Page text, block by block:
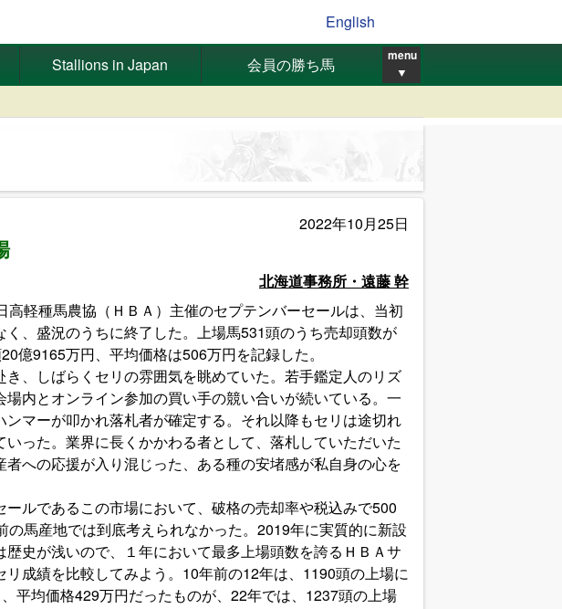
English
Stallions in Japan 会員の勝ち馬 menu
▼
2022年10月25日
北海道事務所・遠藤 幹
軽種馬農協（ＨＢＡ）主催のセプテンバーセールは、当初
、盛況のうちに終了した。上場馬531頭のうち売却頭数が
億9165万円、平均価格は506万円を記録した。
、しばらくセリの雰囲気を眺めていた。若手鑑定人のリズ
場内とオンライン参加の買い手の競い合いが続いている。一
マーが叩かれ落札者が確定する。それ以降もセリは途切れ
った。業界に長くかかわる者として、落札していただいた
への応援が入り混じった、ある種の安堵感が私自身の心を
ルであるこの市場において、破格の売却率や税込みで500
馬産地では到底考えられなかった。2019年に実質的に新設
史が浅いので、１年において最多上場頭数を誇るＨＢＡサ
成績を比較してみよう。10年前の12年は、1190頭の上場に
平均価格429万円だったものが、22年では、1237頭の上場